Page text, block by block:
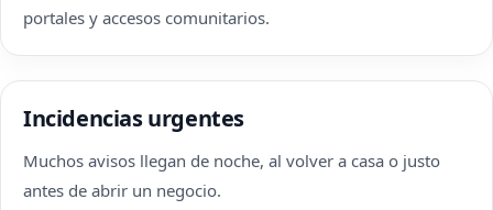
portales y accesos comunitarios.
Incidencias urgentes
Muchos avisos llegan de noche, al volver a casa o justo
antes de abrir un negocio.